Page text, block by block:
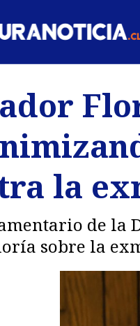
la
de la
sobre la